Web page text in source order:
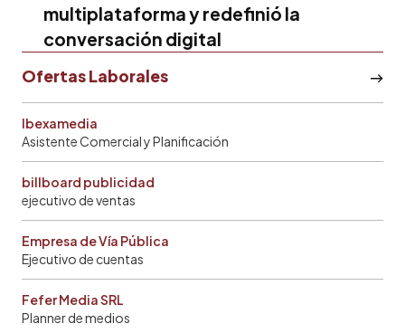
multiplataforma y redefinió la
conversación digital
Ofertas Laborales
Ibexamedia
Asistente Comercial y Planificación
billboard publicidad
ejecutivo de ventas
Empresa de Vía Pública
Ejecutivo de cuentas
Fefer Media SRL
Planner de medios